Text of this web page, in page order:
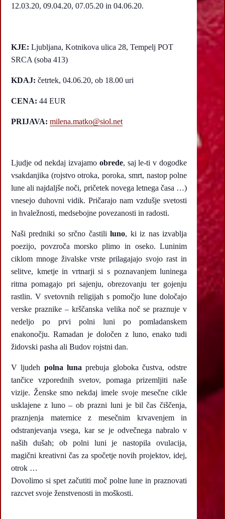
12.03.20, 09.04.20, 07.05.20 in 04.06.20.
KJE: Ljubljana, Kotnikova ulica 28, Tempelj POT
SRCA (soba 413)
KDAJ: četrtek, 04.06.20, ob 18.00 uri
CENA: 44 EUR
PRIJAVA: milena.matko@siol.net
Ljudje od nekdaj izvajamo obrede, saj le-ti v dogodke
vsakdanjika (rojstvo otroka, poroka, smrt, nastop polne
lune ali najdaljše noči, pričetek novega letnega časa …)
vnesejo duhovni vidik. Pričarajo nam vzdušje svetosti
in hvaležnosti, medsebojne povezanosti in radosti.
Naši predniki so srčno častililuno, ki iz nas izvablja
poezijo, povzroča morsko plimo in oseko. Luninim
ciklom mnoge živalske vrste prilagajajo svojo rast in
selitve, kmetje in vrtnarji si s poznavanjem luninega
ritma pomagajo pri sajenju, obrezovanju ter gojenju
rastlin. V svetovnih religijah s pomočjo lune določajo
verske praznike – krščanska velika noč se praznuje v
nedeljo po prvi polni luni po pomladanskem
enakonočju. Ramadan je določen z luno, enako tudi
židovski pasha ali Budov rojstni dan.
V ljudeh polna luna prebuja globoka čustva, odstre
tančice vzporednih svetov, pomaga prizemljiti naše
vizije. Ženske smo nekdaj imele svoje mesečne cikle
usklajene z luno – ob prazni luni je bil čas čiščenja,
praznjenja maternice z mesečnim krvavenjem in
odstranjevanja vsega, kar se je odvečnega nabralo v
naših dušah; ob polni luni je nastopila ovulacija,
magični kreativni čas za spočetje novih projektov, idej,
otrok …
Dovolimo si spet začutiti moč polne lune in praznovati
razcvet svoje ženstvenosti in moškosti.